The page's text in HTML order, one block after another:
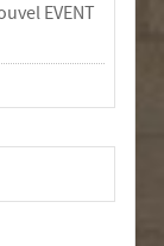
EVENT